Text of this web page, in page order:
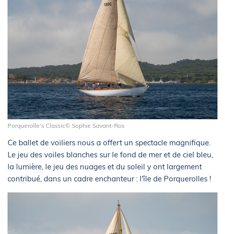
Porquerolle's Classic© Sophie Savant-Ros
Ce ballet de voiliers nous a offert un spectacle magnifique.
Le jeu des voiles blanches sur le fond de mer et de ciel bleu,
la lumière, le jeu des nuages et du soleil y ont largement
contribué, dans un cadre enchanteur : l'île de Porquerolles !